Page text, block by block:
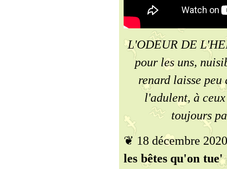
L'ODEUR DE
pour les uns,
renard laisse peu
l'adulent, à
toujours
❦ 18 décembre
les bêtes qu'on